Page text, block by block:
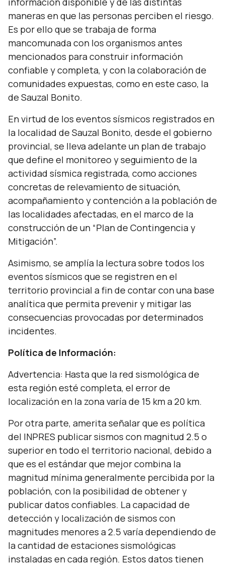
maneras en que las personas perciben el riesgo.
Es por ello que se trabaja de forma
mancomunada con los organismos antes
mencionados para construir información
confiable y completa, y con la colaboración de
comunidades expuestas, como en este caso, la
de Sauzal Bonito.
En virtud de los eventos sísmicos registrados en
la localidad de Sauzal Bonito, desde el gobierno
provincial, se lleva adelante un plan de trabajo
que define el monitoreo y seguimiento de la
actividad sísmica registrada, como acciones
concretas de relevamiento de situación,
acompañamiento y contención a la población de
las localidades afectadas, en el marco de la
construcción de un “Plan de Contingencia y
Mitigación”.
Asimismo, se amplía la lectura sobre todos los
eventos sísmicos que se registren en el
territorio provincial a fin de contar con una base
analítica que permita prevenir y mitigar las
consecuencias provocadas por determinados
incidentes.
Política de Información:
Advertencia: Hasta que la red sismológica de
esta región esté completa, el error de
localización en la zona varía de 15 km a 20 km.
Por otra parte, amerita señalar que es política
del INPRES publicar sismos con magnitud 2.5 o
superior en todo el territorio nacional, debido a
que es el estándar que mejor combina la
magnitud mínima generalmente percibida por la
población, con la posibilidad de obtener y
publicar datos confiables. La capacidad de
detección y localización de sismos con
magnitudes menores a 2.5 varía dependiendo de
la cantidad de estaciones sismológicas
instaladas en cada región. Estos datos tienen